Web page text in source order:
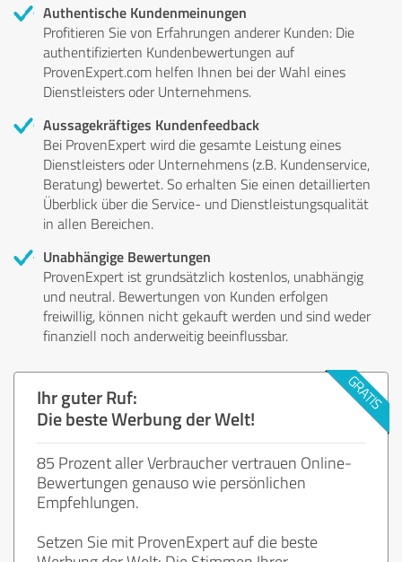
Authentische Kundenmeinungen
Profitieren Sie von Erfahrungen anderer Kunden: Die
authentifizierten Kundenbewertungen auf
ProvenExpert.com helfen Ihnen bei der Wahl eines
Dienstleisters oder Unternehmens.
Aussagekräftiges Kundenfeedback
Bei ProvenExpert wird die gesamte Leistung eines
Dienstleisters oder Unternehmens (z.B. Kundenservice,
Beratung) bewertet. So erhalten Sie einen detaillierten
Überblick über die Service- und Dienstleistungsqualität
in allen Bereichen.
Unabhängige Bewertungen
ProvenExpert ist grundsätzlich kostenlos, unabhängig
und neutral. Bewertungen von Kunden erfolgen
freiwillig, können nicht gekauft werden und sind weder
finanziell noch anderweitig beeinflussbar.
Ihr guter Ruf:
Die beste Werbung der Welt!
85 Prozent aller Verbraucher vertrauen Online-
Bewertungen genauso wie persönlichen
Empfehlungen.
Setzen Sie mit ProvenExpert auf die beste